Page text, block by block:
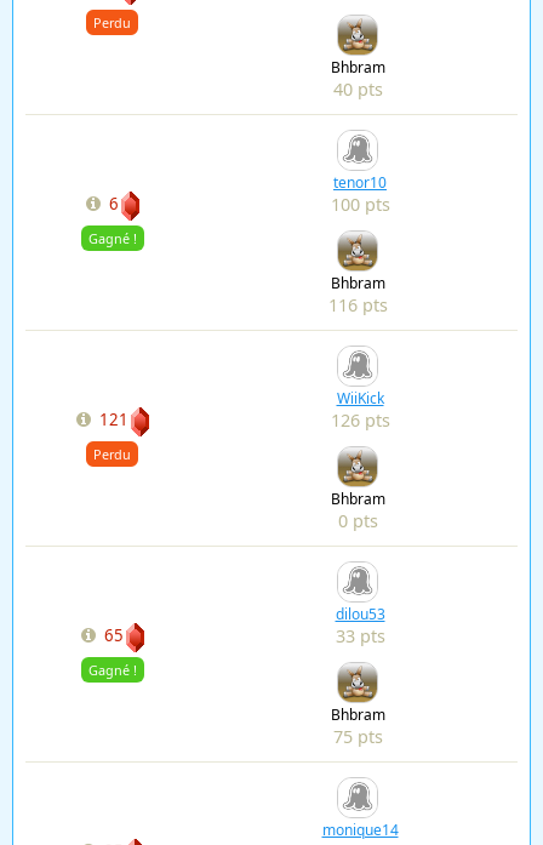
Perdu
Bhbram
40 pts
6
Gagné !
tenor10
100 pts
Bhbram
116 pts
121
Perdu
WiiKick
126 pts
Bhbram
0 pts
65
Gagné !
dilou53
33 pts
Bhbram
75 pts
monique14